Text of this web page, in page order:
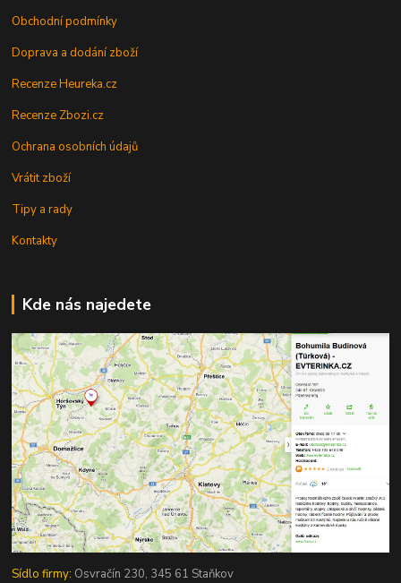
Obchodní podmínky
Doprava a dodání zboží
Recenze Heureka.cz
Recenze Zbozi.cz
Ochrana osobních údajů
Vrátit zboží
Tipy a rady
Kontakty
Kde nás najedete
Sídlo firmy: Osvračín 230, 345 61 Staňkov